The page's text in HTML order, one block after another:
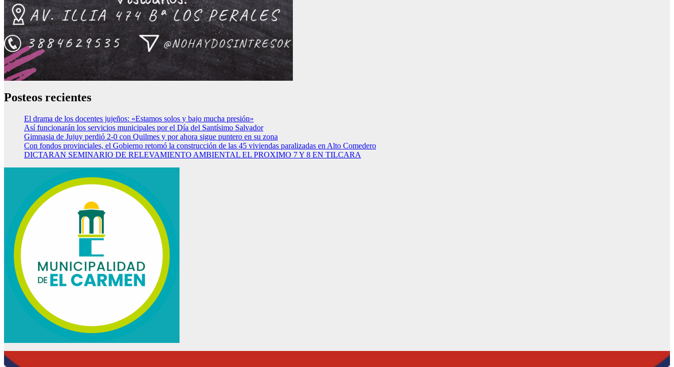
Posteos recientes
El drama de los docentes jujeños: «Estamos solos y bajo mucha presión»
Así funcionarán los servicios municipales por el Día del Santísimo Salvador
Gimnasia de Jujuy perdió 2-0 con Quilmes y por ahora sigue puntero en su zona
Con fondos provinciales, el Gobierno retomó la construcción de las 45 viviendas paralizadas en Alto Comedero
DICTARAN SEMINARIO DE RELEVAMIENTO AMBIENTAL EL PROXIMO 7 Y 8 EN TILCARA